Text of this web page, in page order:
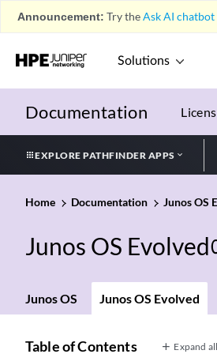
Announcement: Try theAsk AI chatbot
Solutions
Documentation
EXPLORE PATHFINDER APPS
Home Documentation Junos OS
Junos OS
Junos OS Junos OS Evolved
Table of Contents Expand all